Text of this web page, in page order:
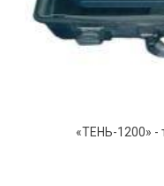
«ТЕНЬ-1200» -